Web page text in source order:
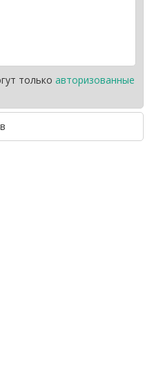
только авторизованные